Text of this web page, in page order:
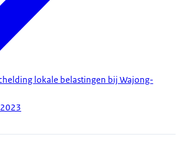
lokale belastingen bij Wajong-